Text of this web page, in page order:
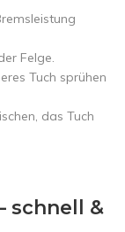
Felge.
Tuch sprühen
das Tuch
schnell &